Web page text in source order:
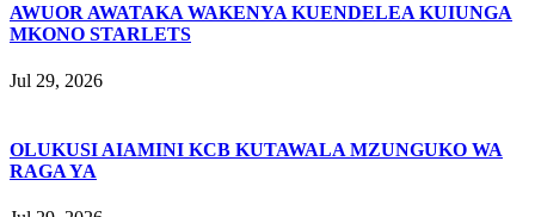
AWUOR AWATAKA WAKENYA KUENDELEA KUIUNGA
MKONO STARLETS
Jul 29, 2026
OLUKUSI AIAMINI KCB KUTAWALA MZUNGUKO WA
RAGA YA